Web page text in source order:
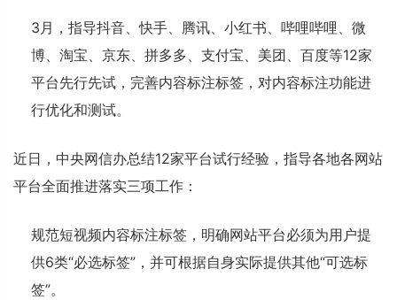
3月，指导抖音、快手、腾讯、小红书、哔哩哔哩、微
博、淘宝、京东、拼多多、支付宝、美团、百度等12家
平台先行先试，完善内容标注标签，对内容标注功能进
行优化和测试。
近日，中央网信办总结12家平台试行经验，指导各地各网站
平台全面推进落实三项工作：
规范短视频内容标注标签，明确网站平台必须为用户提
供6类“必选标签”，并可根据自身实际提供其他“可选标
签”。